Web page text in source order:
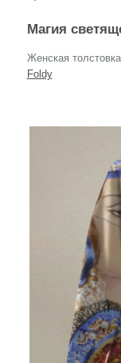
Магия
Женская
Foldy